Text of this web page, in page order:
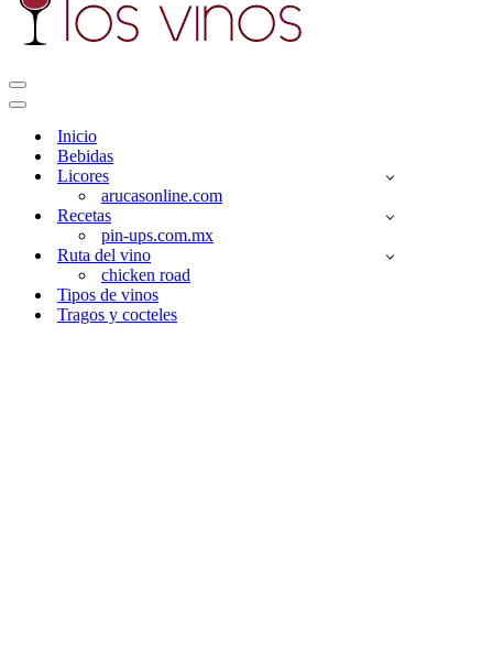
Menú
de
Menú
navegación
Inicio
Bebidas
Licores
arucasonline.com
Recetas
pin-ups.com.mx
Ruta del vino
chicken road
Tipos de vinos
Tragos y cocteles